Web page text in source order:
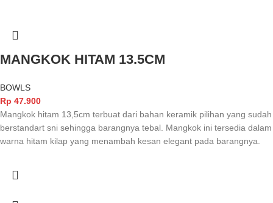
MANGKOK HITAM 13.5CM
BOWLS
Rp 47.900
Mangkok hitam 13,5cm terbuat dari bahan keramik pilihan yang sudah
berstandart sni sehingga barangnya tebal. Mangkok ini tersedia dalam
warna hitam kilap yang menambah kesan elegant pada barangnya.